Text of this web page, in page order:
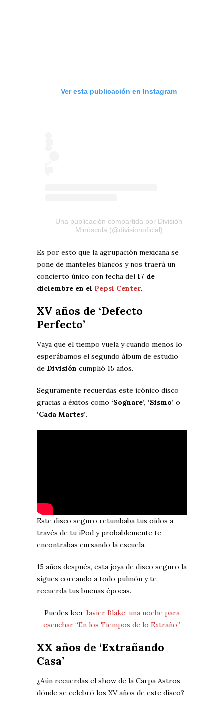
Ver esta publicación en Instagram
Una publicación compartida por División
Minúscula (@divisionoficial)
Es por esto que la agrupación mexicana se
pone de manteles blancos y nos traerá un
concierto único con fecha del 17 de
diciembre en el Pepsi Center.
XV años de ‘Defecto
Perfecto’
Vaya que el tiempo vuela y cuando menos lo
esperábamos el segundo álbum de estudio
de División cumplió 15 años.
Seguramente recuerdas este icónico disco
gracias a éxitos como ‘Sognare’, ‘Sismo’ o
‘Cada Martes’.
Este disco seguro retumbaba tus oídos a
través de tu iPod y probablemente te
encontrabas cursando la escuela.
15 años después, esta joya de disco seguro la
sigues coreando a todo pulmón y te
recuerda tus buenas épocas.
Puedes leer Javier Blake: una noche para
escuchar “En los Tiempos de lo Extraño”
XX años de ‘Extrañando
Casa’
¿Aún recuerdas el show de la Carpa Astros
dónde se celebró los XV años de este disco?